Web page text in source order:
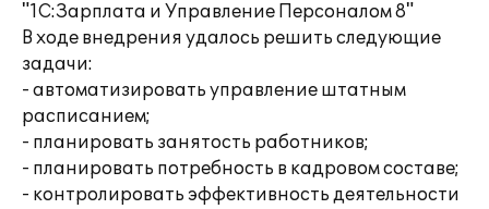
"1С:Зарплата и Управление Персоналом 8"
В ходе внедрения удалось решить следующие
задачи:
- автоматизировать управление штатным
расписанием;
- планировать занятость работников;
- планировать потребность в кадровом составе;
- контролировать эффективность деятельности